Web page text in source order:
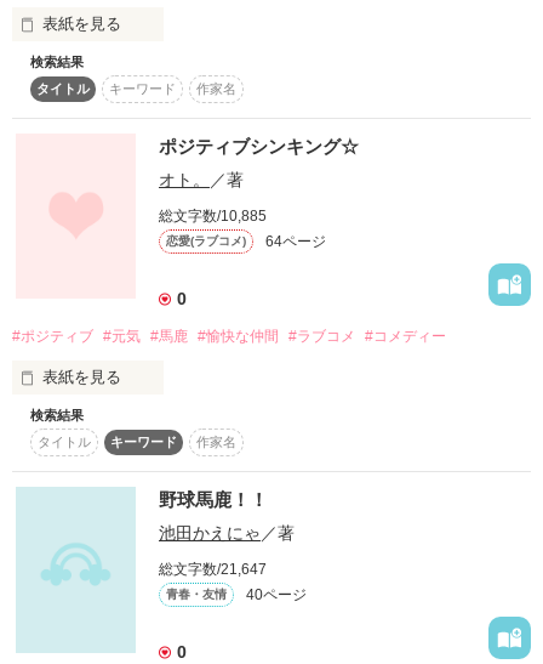
高校３年生
学園１のモテ女。
顔はモデル並みに
天然だし鈍感だし
ちょっとMかな…?
作品を読む
表紙を見る
「村の小さな女神」と呼ばれたココ（7歳）は転生者。
前世でものづくり好きのOLだった記憶を持っている。
ある日、加護持ちの特待生として神学校へ異例の幼さで入学。
ココは得意のものづくりスキルを活かして学園の仲間を助け、
しかし次代の聖女を選ぶ「聖女の宣託」のとき
加護持ちのココに告げられたのは、弱小の「石の聖女」だっ
た。
役立たずの聖女だと、辺境の岩窟神殿に追放されたココだった
が、
これ幸いとばかりにのんびり気ままなものづくりライフをスタ
ート！
ココの作るアイテムには不思議な効果が付与されているだけで
検索結果
タイトル
キーワード 作家名
ポジティブシンキング☆
オト。 ／著
総文字数/10,885
恋愛(ラブコメ) 64ページ
0
#ポジティブ #元気 #馬鹿 #愉快な仲間 #ラブコメ #コメディー
表紙を見る
           ポジティブシンキングで、                        毎日乗り越え
てます☆
                                       うへへへっっ
            　　　 今野紗希
検索結果
タイトル
キーワード 作家名
野球馬鹿！！
池田かえにゃ／著
総文字数/21,647
青春・友情 40ページ
0